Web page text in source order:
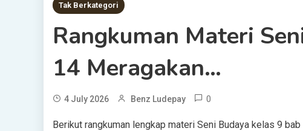
Tak Berkategori
Rangkuman Materi
14 Meragakan…
4 July 2026 Benz Ludepay 0
Berikut rangkuman lengkap materi Seni Budaya kelas 9